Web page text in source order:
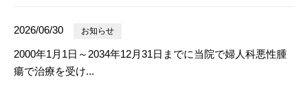
2026/06/30 お知らせ
2000年1月1日～2034年12月31日までに当院で婦人科悪性腫
瘍で治療を受け...